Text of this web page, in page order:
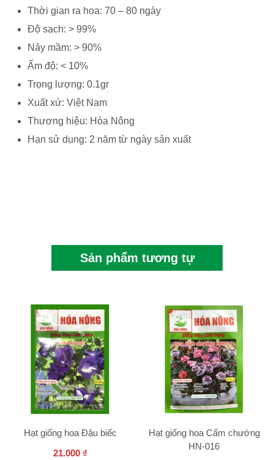
Thời gian ra hoa: 70 – 80 ngày
Độ sạch: > 99%
Nảy mầm: > 90%
Ẩm độ: < 10%
Trọng lượng: 0.1gr
Xuất xứ: Việt Nam
Thương hiệu: Hóa Nông
Hạn sử dụng: 2 năm từ ngày sản xuất
Sản phẩm tương tự
Hạt giống hoa Đậu biếc
21.000 ₫
Hạt giống hoa Cẩm chướng
HN-016